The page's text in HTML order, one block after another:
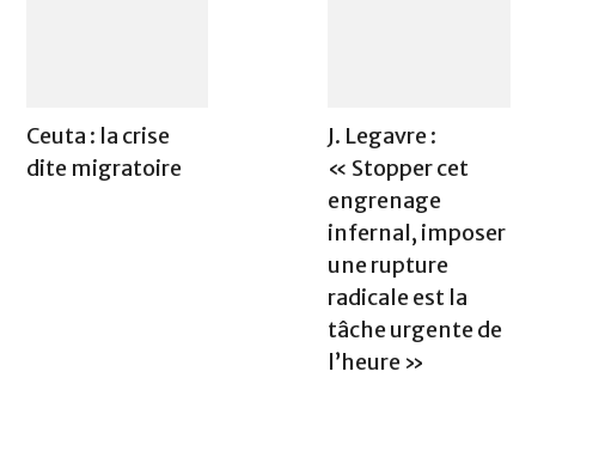
Ceuta : la crise
dite migratoire
J. Legavre :
« Stopper cet
engrenage
infernal, imposer
une rupture
radicale est la
tâche urgente de
l’heure »